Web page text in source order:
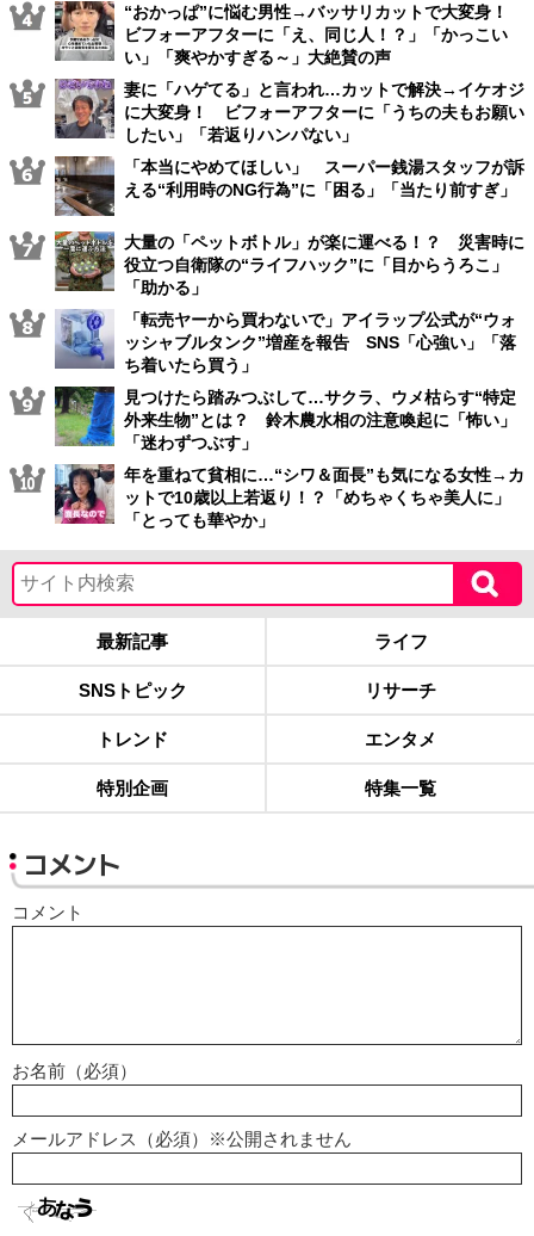
“おかっぱ”に悩む男性→バッサリカットで大変身！
ビフォーアフターに「え、同じ人！？」「かっこい
い」「爽やかすぎる～」大絶賛の声
妻に「ハゲてる」と言われ…カットで解決→イケオジ
に大変身！ ビフォーアフターに「うちの夫もお願い
したい」「若返りハンパない」
「本当にやめてほしい」 スーパー銭湯スタッフが訴
える“利用時のNG行為”に「困る」「当たり前すぎ」
大量の「ペットボトル」が楽に運べる！？ 災害時に
役立つ自衛隊の“ライフハック”に「目からうろこ」
「助かる」
「転売ヤーから買わないで」アイラップ公式が“ウォ
ッシャブルタンク”増産を報告 SNS「心強い」「落
ち着いたら買う」
見つけたら踏みつぶして…サクラ、ウメ枯らす“特定
外来生物”とは？ 鈴木農水相の注意喚起に「怖い」
「迷わずつぶす」
年を重ねて貧相に…“シワ＆面長”も気になる女性→カ
ットで10歳以上若返り！？「めちゃくちゃ美人に」
「とっても華やか」
最新記事 ライフ
SNSトピック リサーチ
トレンド エンタメ
特別企画 特集一覧
コメント
コメント
お名前（必須）
メールアドレス（必須）※公開されません